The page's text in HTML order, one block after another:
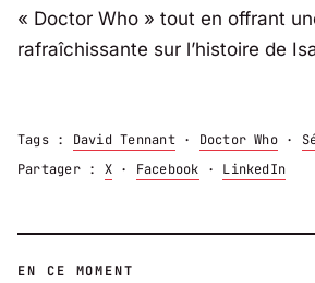
« Doctor Who » tout en offrant
rafraîchissante sur l’histoire de
Tags : David Tennant· Doctor Who·
Partager : X· Facebook · LinkedIn
EN CE MOMENT